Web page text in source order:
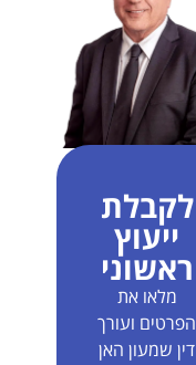
לקבלת
ייעוץ
ראשוני
מלאו את
הפרטים ועורך
דין שמעון האן